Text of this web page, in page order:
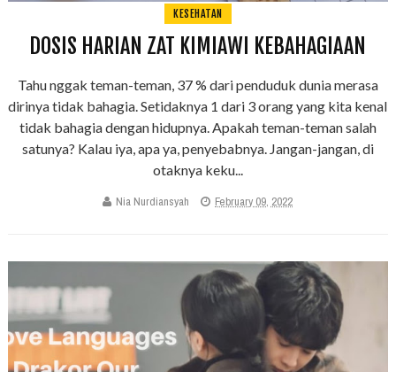
KESEHATAN
DOSIS HARIAN ZAT KIMIAWI KEBAHAGIAAN
Tahu nggak teman-teman, 37 % dari penduduk dunia merasa
dirinya tidak bahagia. Setidaknya 1 dari 3 orang yang kita kenal
tidak bahagia dengan hidupnya. Apakah teman-teman salah
satunya? Kalau iya, apa ya, penyebabnya. Jangan-jangan, di
otaknya keku...
Nia Nurdiansyah February 09, 2022